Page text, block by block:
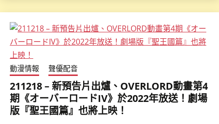
動漫情報 聲優配音
211218 – 新預告片出爐、OVERLORD動畫第4
期《オーバーロードIV》於2022年放送！劇場
版『聖王國篇』也將上映！